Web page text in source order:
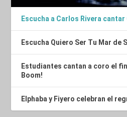
Escucha a Carlos Rivera
Escucha Quiero Ser Tu Mar de
Estudiantes cantan a coro el
Boom!
Elphaba y Fiyero celebran el